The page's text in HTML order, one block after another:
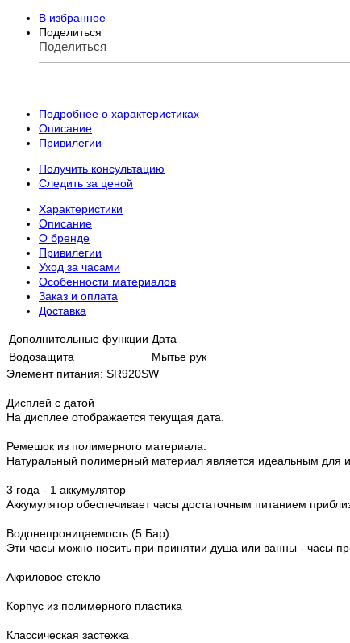
В избранное
Поделиться
Поделиться
Подробнее о характеристиках
Описание
Привилегии
Получить консультацию
Следить за ценой
Характеристики
Описание
О бренде
Привилегии
Уход за часами
Особенности материалов
Заказ и оплата
Доставка
Дополнительные функции Дата
Водозащита
Мытье рук
Элемент питания: SR920SW
Дисплей с датой
На дисплее отображается текущая дата.
Ремешок из полимерного материала.
Натуральный полимерный материал является идеальным для
3 года - 1 аккумулятор
Аккумулятор обеспечивает часы достаточным питанием
Водонепроницаемость (5 Бар)
Эти часы можно носить при принятии душа или ванны - часы
Акриловое стекло
Корпус из полимерного пластика
Классическая застежка